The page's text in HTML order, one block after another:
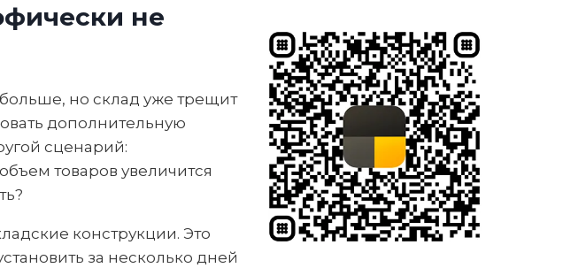
не
больше, но склад уже трещит
дополнительную
сценарий:
товаров увеличится
конструкции. Это
за несколько дней